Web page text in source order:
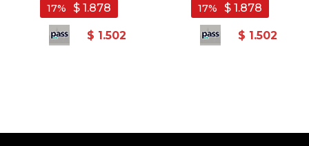
$ 1.878
17
$ 1.502
$ 1.878
17
$ 1.502